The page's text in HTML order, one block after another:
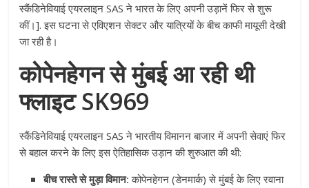
स्कैंडिनेवियाई एयरलाइन SAS ने भारत के लिए अपनी उड़ानें फिर से शुरू
कीं।]. इस घटना से एविएशन सेक्टर और यात्रियों के बीच काफी मायूसी देखी
जा रही है।
कोपेनहेगन से मुंबई आ रही थी
फ्लाइट SK969
स्कैंडिनेवियाई एयरलाइन SAS ने भारतीय विमानन बाजार में अपनी सेवाएं फिर
से बहाल करने के लिए इस ऐतिहासिक उड़ान की शुरुआत की थी:
बीच रास्ते से मुड़ा विमान: कोपेनहेगन (डेनमार्क) से मुंबई के लिए रवाना